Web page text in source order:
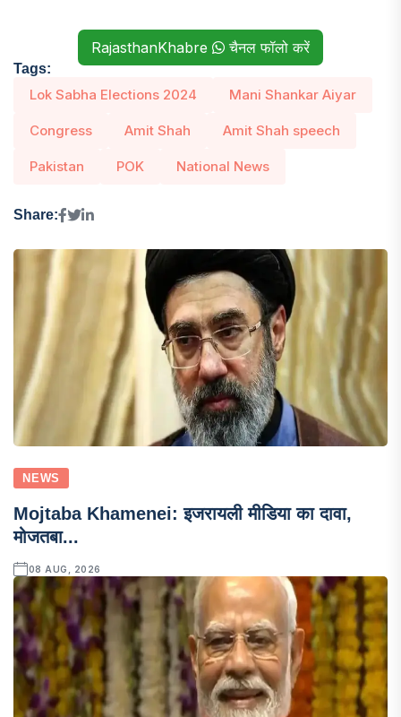
RajasthanKhabre चैनल फॉलो करें
Tags:
Lok Sabha Elections 2024 Mani Shankar Aiyar
Congress Amit Shah Amit Shah speech
Pakistan POK National News
Share:
NEWS
Mojtaba Khamenei: इजरायली मीडिया का दावा,
मोजतबा...
08 AUG, 2026